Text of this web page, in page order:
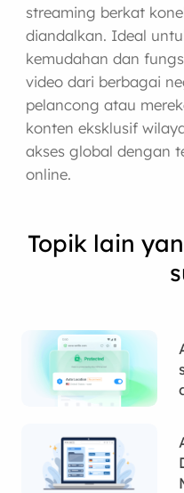
streaming berkat
diandalkan. Ideal
kemudahan dan
video dari berbagai
pelancong atau
konten eksklusif
akses global dengan
online.
Topik lain